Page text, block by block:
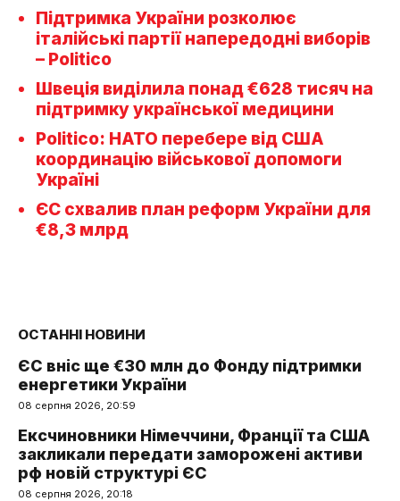
Підтримка України розколює
італійські партії напередодні виборів
– Politico
Швеція виділила понад €628 тисяч на
підтримку української медицини
Politico: НАТО перебере від США
координацію військової допомоги
Україні
ЄС схвалив план реформ України для
€8,3 млрд
ОСТАННІ НОВИНИ
ЄС вніс ще €30 млн до Фонду підтримки
енергетики України
08 серпня 2026, 20:59
Ексчиновники Німеччини, Франції та США
закликали передати заморожені активи
рф новій структурі ЄС
08 серпня 2026, 20:18